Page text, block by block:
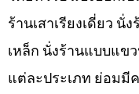
ร้านเสาเรียงเดี่ยว นั่
เหล็ก นั่งร้านแบบแข
แต่ละประเภท ย่อมมี